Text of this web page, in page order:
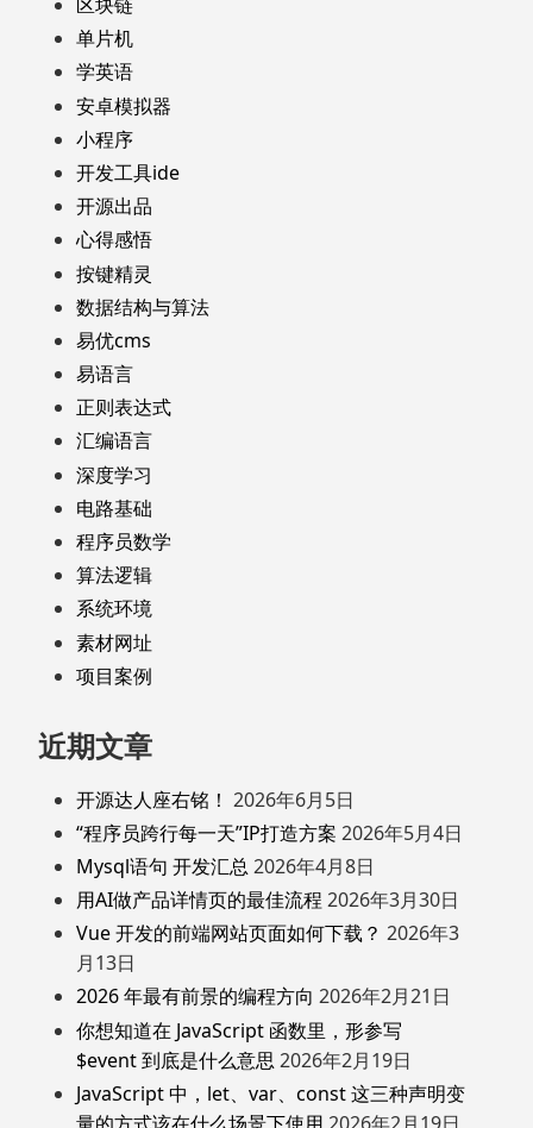
单片机
学英语
安卓模拟器
小程序
开发工具ide
开源出品
心得感悟
按键精灵
数据结构与算法
易优cms
易语言
正则表达式
汇编语言
深度学习
电路基础
程序员数学
算法逻辑
系统环境
素材网址
项目案例
近期文章
开源达人座右铭！ 2026年6月5日
“程序员跨行每一天”IP打造方案 2026年5月4日
Mysql语句 开发汇总 2026年4月8日
用AI做产品详情页的最佳流程 2026年3月30日
Vue 开发的前端网站页面如何下载？ 2026年3
月13日
2026 年最有前景的编程方向 2026年2月21日
你想知道在 JavaScript 函数里，形参写
$event 到底是什么意思 2026年2月19日
JavaScript 中，let、var、const 这三种声明变